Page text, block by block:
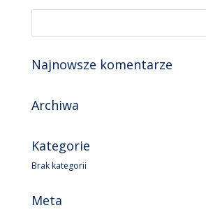
Najnowsze komentarze
Archiwa
Kategorie
Brak kategorii
Meta